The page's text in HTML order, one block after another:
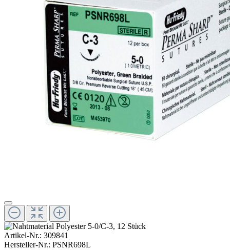
Artikel-Nr.: 309841
Hersteller-Nr.: PSNR698L